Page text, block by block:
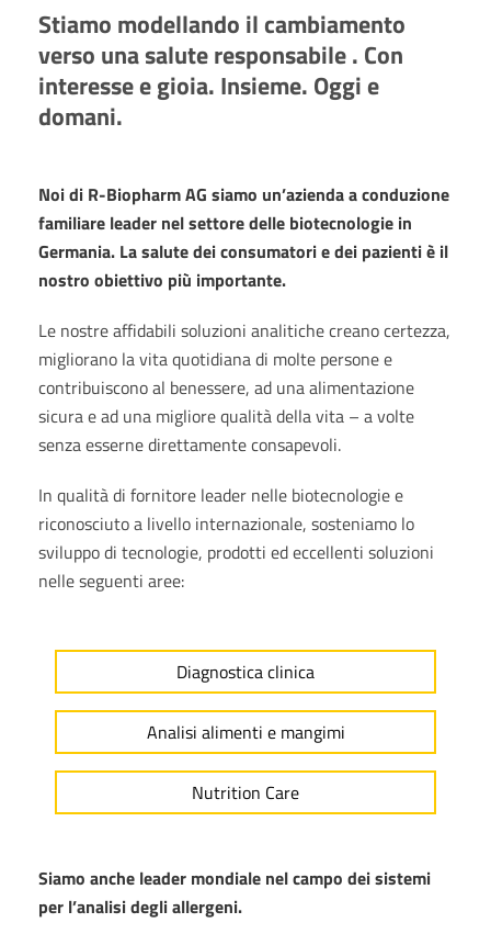
Stiamo modellando il cambiamento
verso una salute responsabile . Con
interesse e gioia. Insieme. Oggi e
domani.
Noi di R-Biopharm AG siamo un’azienda a conduzione
familiare leader nel settore delle biotecnologie in
Germania. La salute dei consumatori e dei pazienti è il
nostro obiettivo più importante.
Le nostre affidabili soluzioni analitiche creano certezza,
migliorano la vita quotidiana di molte persone e
contribuiscono al benessere, ad una alimentazione
sicura e ad una migliore qualità della vita – a volte
senza esserne direttamente consapevoli.
In qualità di fornitore leader nelle biotecnologie e
riconosciuto a livello internazionale, sosteniamo lo
sviluppo di tecnologie, prodotti ed eccellenti soluzioni
nelle seguenti aree:
Diagnostica clinica
Analisi alimenti e mangimi
Nutrition Care
Siamo anche leader mondiale nel campo dei sistemi
per l’analisi degli allergeni.